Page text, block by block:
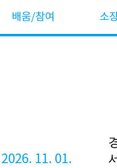
배움/참여 소
11. 01.